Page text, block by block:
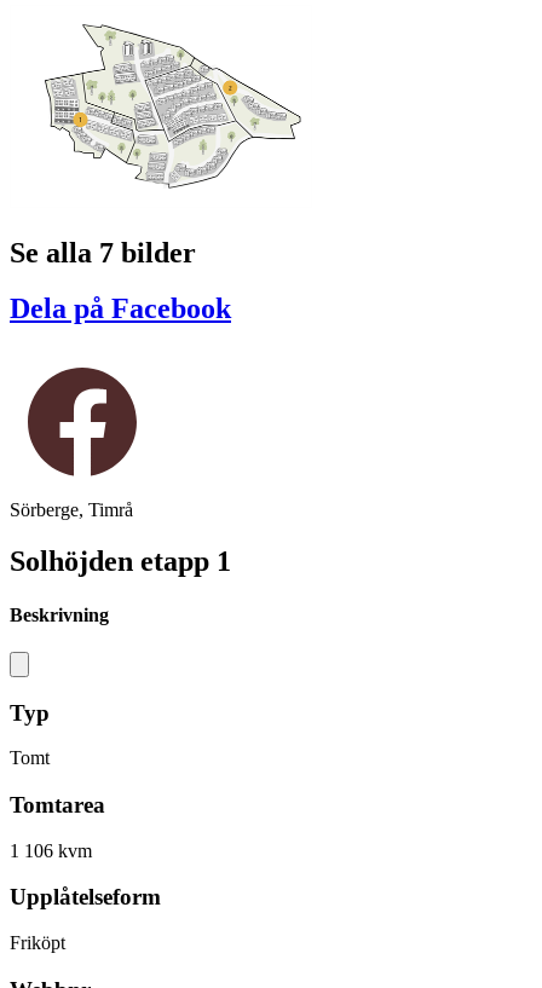
Se alla 7 bilder
Dela på Facebook
Sörberge, Timrå
Solhöjden etapp 1
Beskrivning
Typ
Tomt
Tomtarea
1 106 kvm
Upplåtelseform
Friköpt